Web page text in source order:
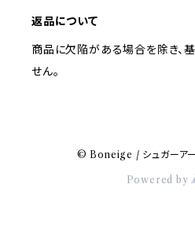
返品について
商品に欠陥がある場合を除き、
せん。
© Boneige / シュガーア
Powered by